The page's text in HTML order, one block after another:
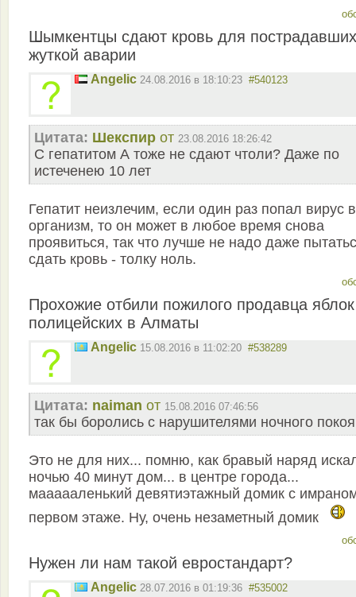
Шымкентцы сдают кровь для
жуткой аварии
Angelic 24.08.2016 в 18:10:23 #540123
Цитата: Шекспир от 23.08.2016 18:26:42
С гепатитом А тоже не сдают чтоли? Даже по
истеченею 10 лет
Гепатит неизлечим, если один раз попал вирус в
организм, то он может в любое время снова
проявиться, так что лучше не надо даже
сдать кровь - толку ноль.
Прохожие отбили пожилого продавца
полицейских в Алматы
Angelic 15.08.2016 в 11:02:20 #538289
Цитата: naiman от 15.08.2016 07:46:56
так бы боролись с нарушителями ночного покоя
Это не для них... помню, как бравый наряд
ночью 40 минут дом... в центре города...
маааааленький девятиэтажный домик с
первом этаже. Ну, очень незаметный домик
Нужен ли нам такой евростандарт?
Angelic 28.07.2016 в 01:19:36 #535002